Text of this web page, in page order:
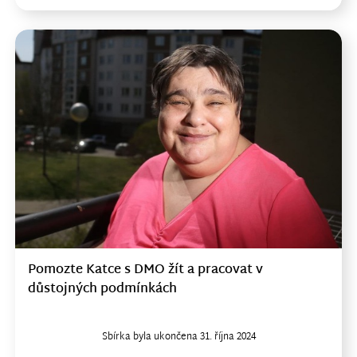
Pomozte Katce s DMO žít a pracovat v
důstojných podmínkách
Sbírka byla ukončena 31. října 2024